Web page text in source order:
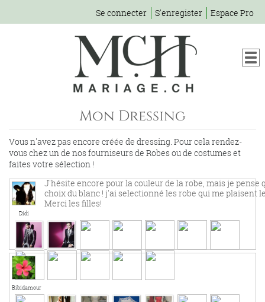
Se connecter S'enregister Espace Pro
Mon Dressing
Vous n'avez pas encore créée de dressing. Pour cela rendez-
vous chez un de nos fourniseurs de Robes ou de costumes et
faites votre sélection !
Didi
J'hésite encore pour la couleur de la robe, mais je pense
choix du blanc ! j'ai selectionné les robe qui me plaisent
Merci les filles!
Bibidamour